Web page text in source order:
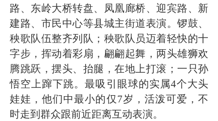
路、东岭大桥转盘、凤凰廊桥、迎宾路、新
建路、市民中心等县城主街道表演。锣鼓、
秧歌队伍整齐列队；秧歌队员迈着轻快的十
字步，挥动着彩扇，翩翩起舞，两头雄狮欢
腾跳跃，摆头、抬腿，在地上打滚；一只孙
悟空上蹿下跳。最吸引眼球的实属4个大头
娃娃，他们中最小的仅7岁，活泼可爱，不
时走到群众跟前近距离互动表演。